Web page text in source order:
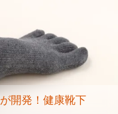
開発！健康靴下